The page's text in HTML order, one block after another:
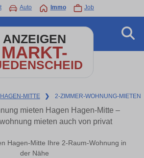
Auto Immo Job
ANZEIGEN
MARKT-
HAGEN-MITTE ❯ 2-ZIMMER-WOHNUNG-MIETEN
mieten Hagen Hagen-Mitte –
mieten auch von privat
Hagen-Mitte Ihre 2-Raum-Wohnung in
der Nähe